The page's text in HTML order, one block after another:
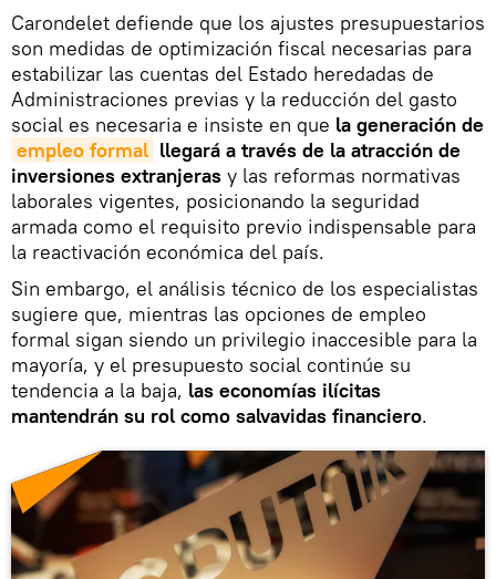
Carondelet defiende que los ajustes presupuestarios
son medidas de optimización fiscal necesarias para
estabilizar las cuentas del Estado heredadas de
Administraciones previas y la reducción del gasto
social es necesaria e insiste en que la generación de
empleo formal llegará a través de la atracción de
inversiones extranjeras y las reformas normativas
laborales vigentes, posicionando la seguridad
armada como el requisito previo indispensable para
la reactivación económica del país.
Sin embargo, el análisis técnico de los especialistas
sugiere que, mientras las opciones de empleo
formal sigan siendo un privilegio inaccesible para la
mayoría, y el presupuesto social continúe su
tendencia a la baja, las economías ilícitas
mantendrán su rol como salvavidas financiero.